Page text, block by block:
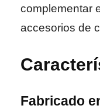
complementar
accesorios de
Fabricado